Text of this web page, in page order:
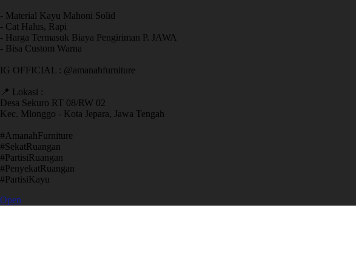
- Material Kayu Mahoni Solid
- Cat Halus, Rapi
- Harga Termasuk Biaya Pengiriman P. JAWA
- Bisa Custom Warna
IG OFFICIAL : @amanahfurniture
📍 Lokasi :
Desa Sekuro RT 08/RW 02
Kec. Mlonggo - Kota Jepara, Jawa Tengah
​#AmanahFurniture
​#SekatRuangan
​#PartisiRuangan
​#PenyekatRuangan
​#PartisiKayu
Open